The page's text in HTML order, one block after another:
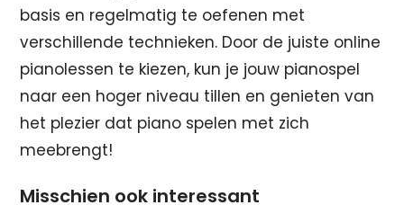
basis en regelmatig te oefenen met
verschillende technieken. Door de juiste online
pianolessen te kiezen, kun je jouw pianospel
naar een hoger niveau tillen en genieten van
het plezier dat piano spelen met zich
meebrengt!
Misschien ook interessant